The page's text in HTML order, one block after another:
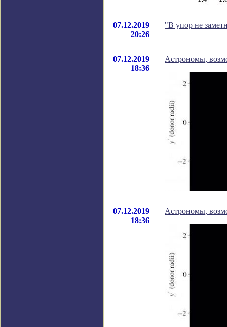
07.12.2019
20:26
"В упор не
07.12.2019
18:36
Астрономы,
07.12.2019
18:36
Астрономы,